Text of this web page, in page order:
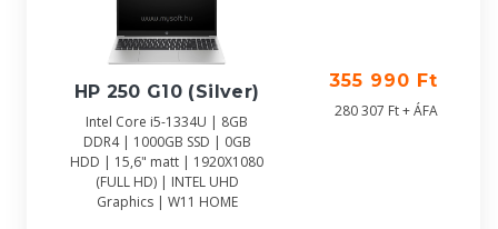
HP 250 G10 (Silver)
Intel Core i5-1334U | 8GB
DDR4 | 1000GB SSD | 0GB
HDD | 15,6" matt | 1920X1080
(FULL HD) | INTEL UHD
Graphics | W11 HOME
355 990 Ft
280 307 Ft + ÁFA